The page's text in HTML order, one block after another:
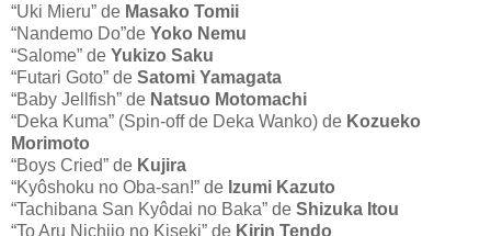
“Uki Mieru” de Masako Tomii
“Nandemo Do”de Yoko Nemu
“Salome” de Yukizo Saku
“Futari Goto” de Satomi Yamagata
“Baby Jellfish” de Natsuo Motomachi
“Deka Kuma” (Spin-off de Deka Wanko) de Kozueko
Morimoto
“Boys Cried” de Kujira
“Kyôshoku no Oba-san!” de Izumi Kazuto
“Tachibana San Kyôdai no Baka” de Shizuka Itou
“To Aru Nichijo no Kiseki” de Kirin Tendo